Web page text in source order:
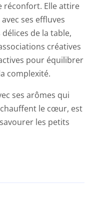
réconfort. Elle attire
ses effluves
de la table,
créatives
pour équilibrer
complexité.
ses arômes qui
le cœur, est
les petits